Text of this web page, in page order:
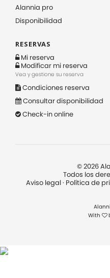
Alannia pro
Disponibilidad
RESERVAS
Mi reserva
Modificar mi reserva
Vea y gestione su reserva
Condiciones reserva
Consultar disponibilidad
Check-in online
©2026
Todos los
Aviso legal· Política de
With